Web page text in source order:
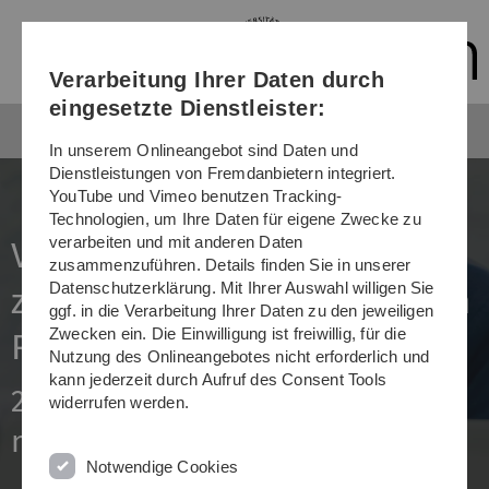
Direkt
Direkt
Direkt
(Sprache,
Drucken,
Media)
Direkt
Direkt
Vom unbe­lehr­baren Hans
zum for­schen­den Ler­nen im
Ruhe­stand
25 Jahre ZAWiW: „Wir haben
noch viel vor“
Verarbeitung Ihrer Daten durch
eingesetzte Dienstleister:
In unserem Onlineangebot sind Daten und
Dienstleistungen von Fremdanbietern integriert.
YouTube und Vimeo benutzen Tracking-
Technologien, um Ihre Daten für eigene Zwecke zu
verarbeiten und mit anderen Daten
zusammenzuführen. Details finden Sie in unserer
Datenschutzerklärung. Mit Ihrer Auswahl willigen Sie
ggf. in die Verarbeitung Ihrer Daten zu den jeweiligen
Zwecken ein. Die Einwilligung ist freiwillig, für die
Nutzung des Onlineangebotes nicht erforderlich und
kann jederzeit durch Aufruf des Consent Tools
widerrufen werden.
Notwendige Cookies